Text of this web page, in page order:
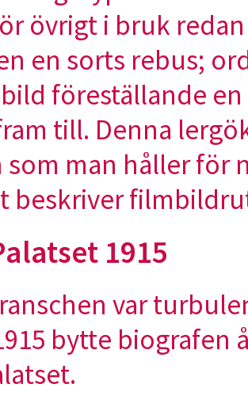
övrigt i bruk
en sorts rebus;
föreställande
till. Denna
som man håller för
beskriver
1915
var
bytte biografen